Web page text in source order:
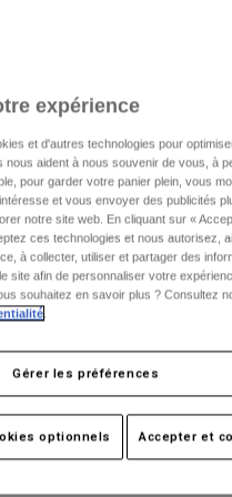
rechange
:
expérience
et d'autres technologies pour
nous aident à nous souvenir de vous, à
pour garder votre panier plein, vous
et vous envoyer des publicités
notre site web. En cliquant sur «
ces technologies et nous autorisez,
à collecter, utiliser et partager des
site afin de personnaliser votre
souhaitez en savoir plus ? Consultez
Gérer les préférences
optionnels Accepter et